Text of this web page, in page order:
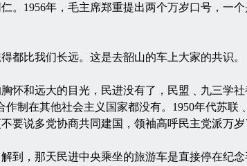
。1956年，毛主席郑重提出两个万岁口号，一
比我们长远。这是去韶山的车上大家的共识。
和远大的目光，民进没有了，民盟﹑九三学社
作制在其他社会主义国家都没有。1950年代苏
要说多党协商共同建国，领袖高呼民主党派万岁
，那天民进中央乘坐的旅游车是直接停在纪念